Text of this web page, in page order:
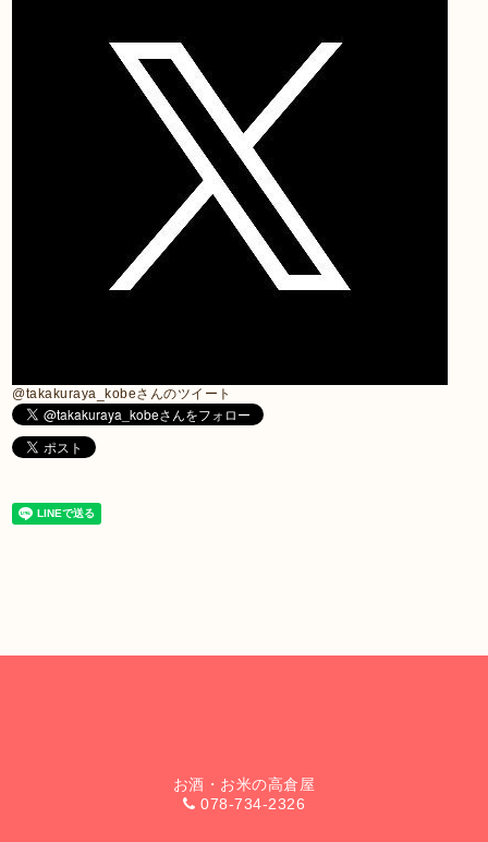
@takakuraya_kobeさんのツイート
お酒・お米の高倉屋
078-734-2326